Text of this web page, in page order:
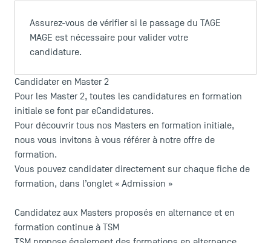
Campus tour
Accréditations
Assurez-vous de vérifier si le passage du TAGE
MAGE est nécessaire pour valider votre
candidature.
Candidater en Master 2
Pour les Master 2, toutes les candidatures en formation
initiale se font par eCandidatures.
Pour découvrir tous nos Masters en formation initiale,
nous vous invitons à vous référer à notre offre de
formation.
Vous pouvez candidater directement sur chaque fiche de
formation, dans l’onglet « Admission »
Candidatez aux Masters proposés en alternance et en
formation continue à TSM